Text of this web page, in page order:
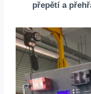
přepětí a